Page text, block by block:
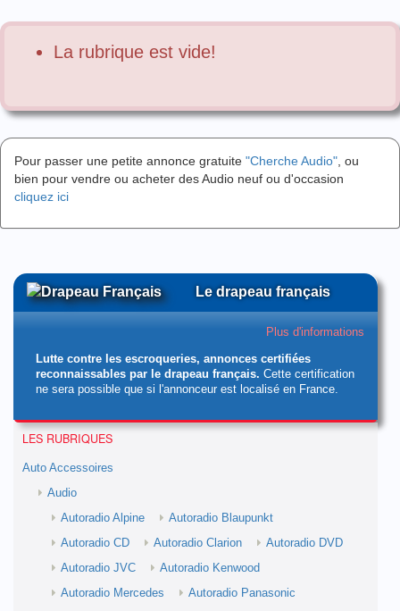
La rubrique est vide!
Pour passer une petite annonce gratuite "Cherche Audio" , ou
bien pour vendre ou acheter des Audio neuf ou d'occasion
cliquez ici
Le drapeau français
Plus d'informations
Lutte contre les escroqueries, annonces certifiées
reconnaissables par le drapeau français. Cette certification
ne sera possible que si l'annonceur est localisé en France.
LES RUBRIQUES
Auto Accessoires
Audio
Autoradio Alpine
Autoradio Blaupunkt
Autoradio CD
Autoradio Clarion
Autoradio DVD
Autoradio JVC
Autoradio Kenwood
Autoradio Mercedes
Autoradio Panasonic